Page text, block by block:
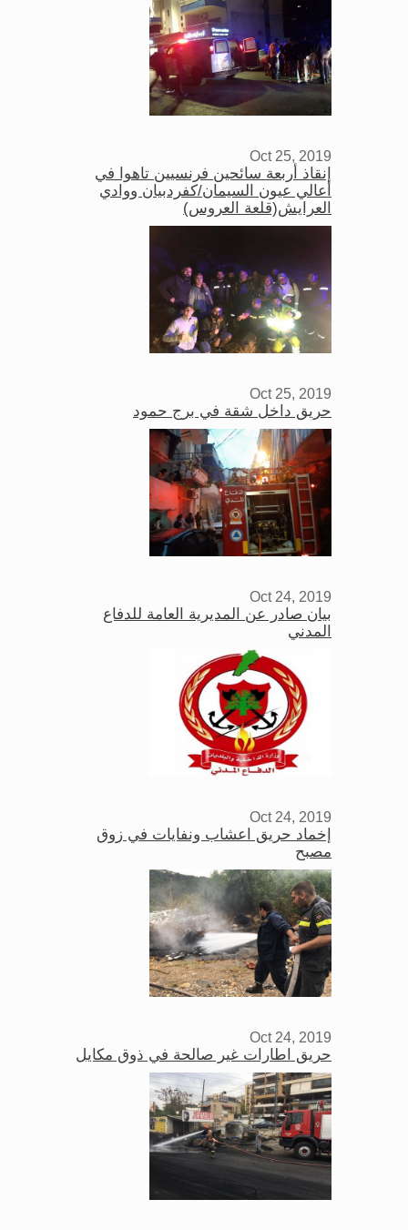
Oct 25, 2019
إنقاذ أربعة سائحين فرنسيين تاهوا في
أعالي عيون السيمان/كفردبيان ووادي
العرايش(قلعة العروس)
Oct 25, 2019
حريق داخل شقة في برج حمود
Oct 24, 2019
بيان صادر عن المديرية العامة للدفاع
المدني
Oct 24, 2019
إخماد حريق اعشاب ونفايات في زوق
مصبح
Oct 24, 2019
حريق اطارات غير صالحة في ذوق مكايل